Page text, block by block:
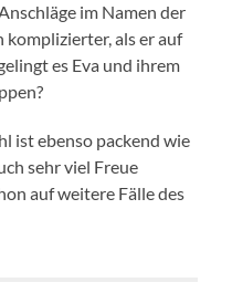
im Namen der
komplizierter, als er auf
es Eva und ihrem
ist ebenso packend wie
sehr viel Freue
auf weitere Fälle des